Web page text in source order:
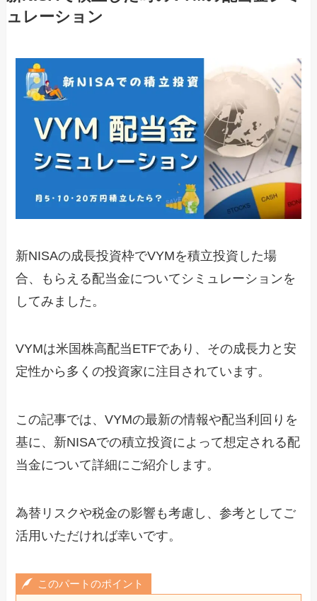
ュレーション
新NISAの成長投資枠でVYMを積立投資した場
合、もらえる配当金についてシミュレーションを
してみました。
VYMは米国株高配当ETFであり、その成長力と安
定性から多くの投資家に注目されています。
この記事では、VYMの最新の情報や配当利回りを
基に、新NISAでの積立投資によって想定される配
当金について詳細にご紹介します。
為替リスクや税金の影響も考慮し、参考としてご
活用いただければ幸いです。
このパートのポイント